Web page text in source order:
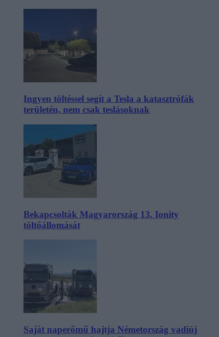
Ingyen töltéssel segít a Tesla a katasztrófák
területén, nem csak teslásoknak
Bekapcsolták Magyarország 13. Ionity
töltőállomását
Saját naperőmű hajtja Németország vadiúj